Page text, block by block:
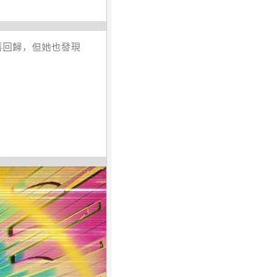
歸，但她也發現